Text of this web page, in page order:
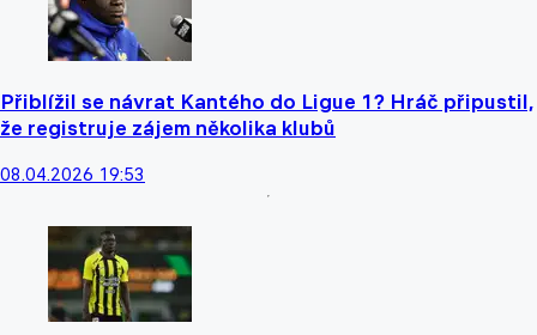
Přiblížil se návrat Kantého do Ligue 1? Hráč připustil,
že registruje zájem několika klubů
08.04.2026 19:53